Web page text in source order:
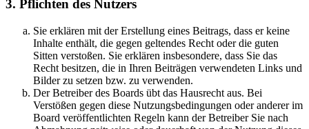
3. Pflichten des Nutzers
Sie erklären mit der Erstellung eines Beitrags, dass er keine
Inhalte enthält, die gegen geltendes Recht oder die guten
Sitten verstoßen. Sie erklären insbesondere, dass Sie das
Recht besitzen, die in Ihren Beiträgen verwendeten Links und
Bilder zu setzen bzw. zu verwenden.
Der Betreiber des Boards übt das Hausrecht aus. Bei
Verstößen gegen diese Nutzungsbedingungen oder anderer im
Board veröffentlichten Regeln kann der Betreiber Sie nach